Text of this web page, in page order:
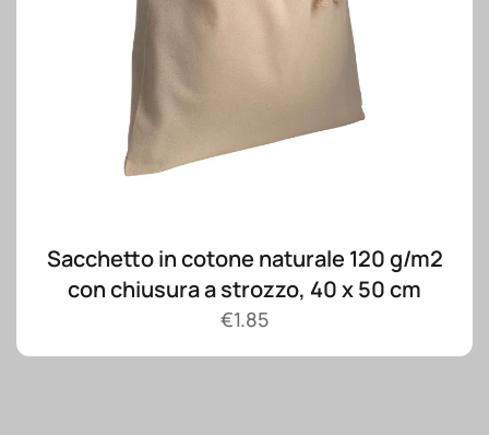
Sacchetto in cotone naturale 120 g/m2
con chiusura a strozzo, 40 x 50 cm
€1.85